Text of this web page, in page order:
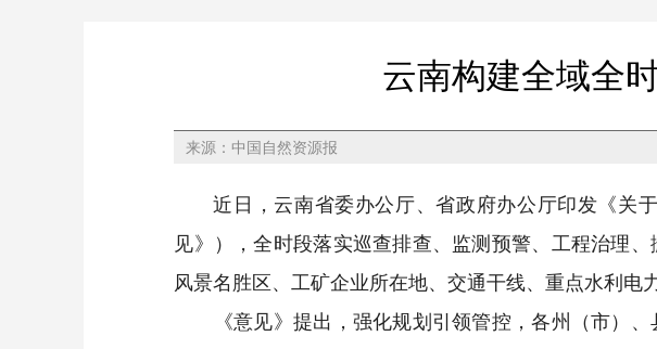
云南构建全域全
来源：中国自然资源报
近日，云南省委办公厅、省政府办公厅印发《关
见》），全时段落实巡查排查、监测预警、工程治理
风景名胜区、工矿企业所在地、交通干线、重点水利电
《意见》提出，强化规划引领管控，各州（市）、